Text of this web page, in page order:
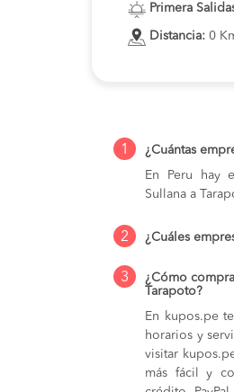
Primera
Distancia: 0
1
¿Cuántas
En Peru hay
Sullana a
2 ¿Cuáles
3
¿Cómo
Tarapoto?
En kupos.pe
horarios y
visitar
más fácil y